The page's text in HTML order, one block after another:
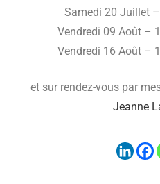
Samedi 20 Juillet
Vendredi 09 Août –
Vendredi 16 Août –
et sur rendez-vous par
Jeanne